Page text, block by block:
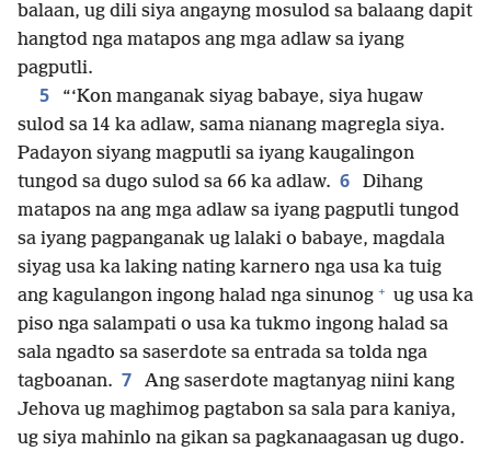
balaan, ug dili siya angayng mosulod sa balaang dapit
hangtod nga matapos ang mga adlaw sa iyang
pagputli.
5
“‘Kon manganak siyag babaye, siya hugaw
sulod sa 14 ka adlaw, sama nianang magregla siya.
Padayon siyang magputli sa iyang kaugalingon
tungod sa dugo sulod sa 66 ka adlaw. 6
Dihang
matapos na ang mga adlaw sa iyang pagputli tungod
sa iyang pagpanganak ug lalaki o babaye, magdala
siyag usa ka laking nating karnero nga usa ka tuig
ang kagulangon ingong halad nga sinunog + ug usa ka
piso nga salampati o usa ka tukmo ingong halad sa
sala ngadto sa saserdote sa entrada sa tolda nga
tagboanan. 7
Ang saserdote magtanyag niini kang
Jehova ug maghimog pagtabon sa sala para kaniya,
ug siya mahinlo na gikan sa pagkanaagasan ug dugo.